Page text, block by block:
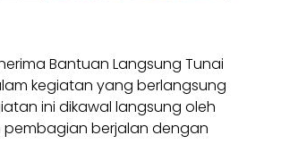
Bantuan Langsung Tunai
kegiatan yang berlangsung
ini dikawal langsung oleh
pembagian berjalan dengan